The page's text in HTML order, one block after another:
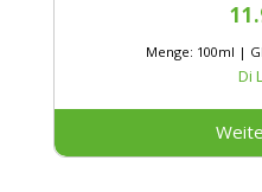
Di
Menge: 100ml |